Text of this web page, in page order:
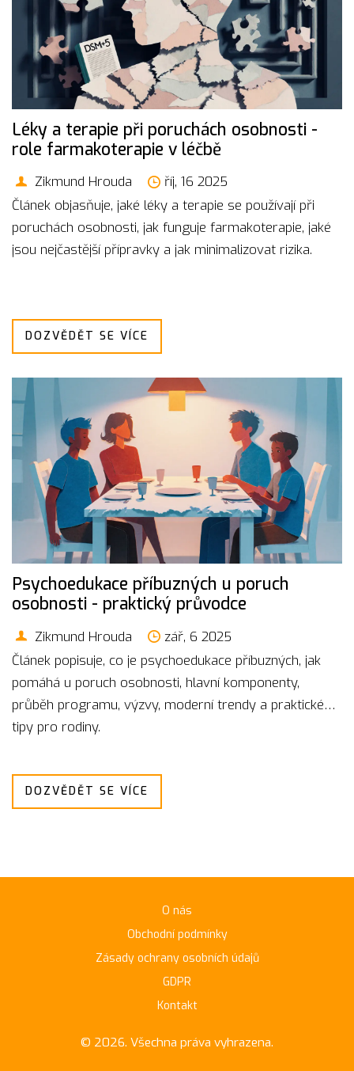
Léky a terapie při poruchách osobnosti -
role farmakoterapie v léčbě
Zikmund Hrouda
říj, 16 2025
Článek objasňuje, jaké léky a terapie se používají při
poruchách osobnosti, jak funguje farmakoterapie, jaké
jsou nejčastější přípravky a jak minimalizovat rizika.
DOZVĚDĚT SE VÍCE
Psychoedukace příbuzných u poruch
osobnosti - praktický průvodce
Zikmund Hrouda
zář, 6 2025
Článek popisuje, co je psychoedukace příbuzných, jak
pomáhá u poruch osobnosti, hlavní komponenty,
průběh programu, výzvy, moderní trendy a praktické
tipy pro rodiny.
DOZVĚDĚT SE VÍCE
O nás
Obchodní podmínky
Zásady ochrany osobních údajů
GDPR
Kontakt
© 2026. Všechna práva vyhrazena.